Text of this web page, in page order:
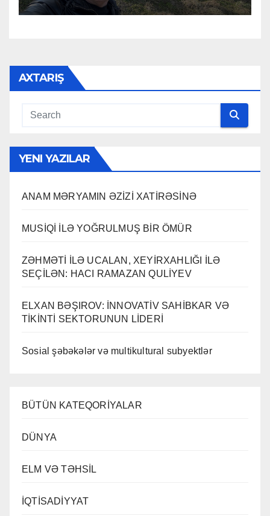
AXTARIŞ
YENI YAZILAR
ANAM MƏRYAMIN ƏZİZİ XATİRƏSİNƏ
MUSİQİ İLƏ YOĞRULMUŞ BİR ÖMÜR
ZƏHMƏTİ İLƏ UCALAN, XEYİRXAHLIĞI İLƏ
SEÇİLƏN: HACI RAMAZAN QULİYEV
ELXAN BƏŞIROV: İNNOVATİV SAHİBKAR VƏ
TİKİNTİ SEKTORUNUN LİDERİ
Sosial şəbəkələr və multikultural subyektlər
BÜTÜN KATEQORİYALAR
DÜNYA
ELM VƏ TƏHSİL
İQTİSADİYYAT